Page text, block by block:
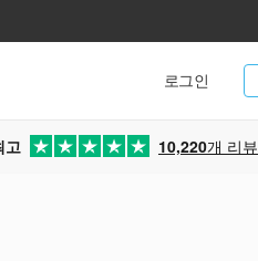
로그인
고 10,220개 리뷰